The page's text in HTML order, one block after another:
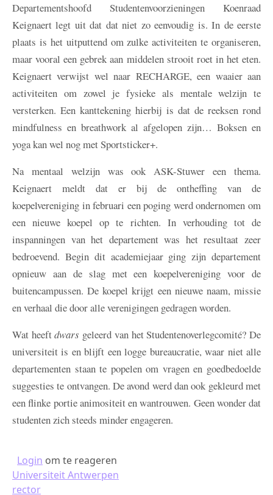
Departementshoofd Studentenvoorzieningen Koenraad
Keignaert legt uit dat dat niet zo eenvoudig is. In de eerste
plaats is het uitputtend om zulke activiteiten te organiseren,
maar vooral een gebrek aan middelen strooit roet in het eten.
Keignaert verwijst wel naar RECHARGE, een waaier aan
activiteiten om zowel je fysieke als mentale welzijn te
versterken. Een kanttekening hierbij is dat de reeksen rond
mindfulness en breathwork al afgelopen zijn… Boksen en
yoga kan wel nog met Sportsticker+.
Na mentaal welzijn was ook ASK-Stuwer een thema.
Keignaert meldt dat er bij de ontheffing van de
koepelvereniging in februari een poging werd ondernomen om
een nieuwe koepel op te richten. In verhouding tot de
inspanningen van het departement was het resultaat zeer
bedroevend. Begin dit academiejaar ging zijn departement
opnieuw aan de slag met een koepelvereniging voor de
buitencampussen. De koepel krijgt een nieuwe naam, missie
en verhaal die door alle verenigingen gedragen worden.
Wat heeftdwars geleerd van het Studentenoverlegcomité? De
universiteit is en blijft een logge bureaucratie, waar niet alle
departementen staan te popelen om vragen en goedbedoelde
suggesties te ontvangen. De avond werd dan ook gekleurd met
een flinke portie animositeit en wantrouwen. Geen wonder dat
studenten zich steeds minder engageren.
Login om te reageren
Universiteit Antwerpen
rector